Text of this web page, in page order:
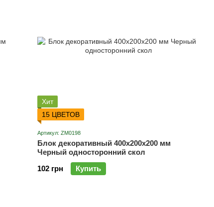
Хит
15 ЦВЕТОВ
Артикул: ZM0198
Блок декоративный 400х200х200 мм
Черный односторонний скол
102 грн
Купить